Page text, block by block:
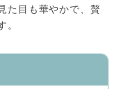
た目も華やかで、贅